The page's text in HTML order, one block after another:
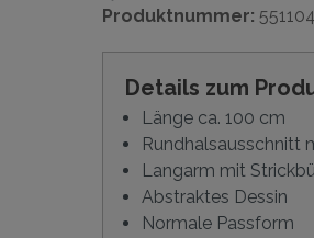
Produktnummer:
Details zum
Länge ca. 100 cm
Rundhalsausschnitt
Langarm mit
Abstraktes Dessin
Normale Passform